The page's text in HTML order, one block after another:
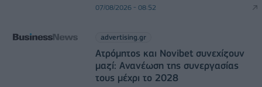
07/08/2026 - 08:52
advertising.gr
Ατρόμητος και Novibet συνεχίζουν
μαζί: Ανανέωση της συνεργασίας
τους μέχρι το 2028